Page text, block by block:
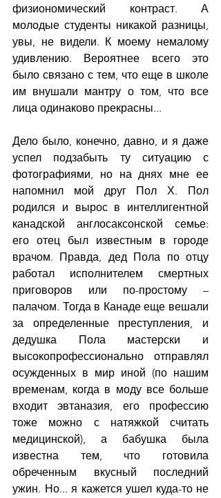
физиономический контраст. А
молодые студенты никакой разницы,
увы, не видели. К моему немалому
удивлению. Вероятнее всего это
было связано с тем, что еще в школе
им внушали мантру о том, что все
лица одинаково прекрасны...
Дело было, конечно, давно, и я даже
успел подзабыть ту ситуацию с
фотографиями, но на днях мне ее
напомнил мой друг Пол Х. Пол
родился и вырос в интеллигентной
канадской англосаксонской семье:
его отец был известным в городе
врачом. Правда, дед Пола по отцу
работал исполнителем смертных
приговоров или по-простому –
палачом. Тогда в Канаде еще вешали
за определенные преступления, и
дедушка Пола мастерски и
высокопрофессионально отправлял
осужденных в мир иной (по нашим
временам, когда в моду все больше
входит эвтаназия, его профессию
тоже можно с натяжкой считать
медицинской), а бабушка была
известна тем, что готовила
обреченным вкусный последний
ужин. Но... я кажется ушел куда-то не